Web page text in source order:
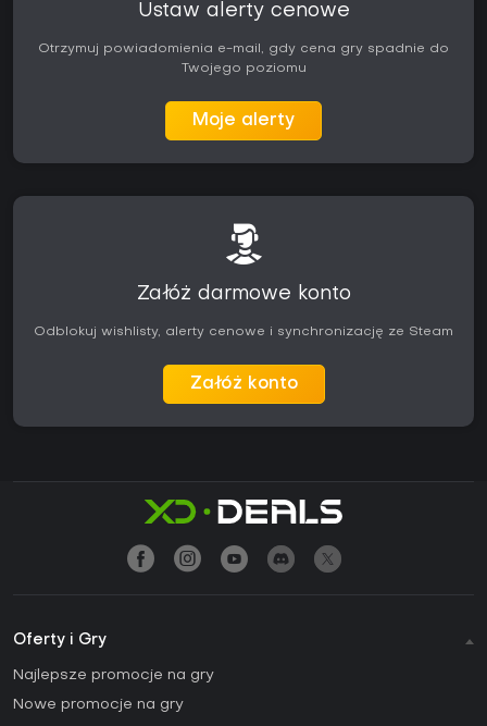
Ustaw alerty cenowe
Otrzymuj powiadomienia e-mail, gdy cena gry spadnie do
Twojego poziomu
Moje alerty
Załóż darmowe konto
Odblokuj wishlisty, alerty cenowe i synchronizację ze Steam
Załóż konto
Oferty i Gry
Najlepsze promocje na gry
Nowe promocje na gry